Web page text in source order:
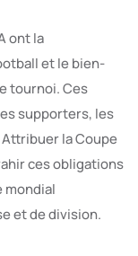
ont la
et le bien-
tournoi. Ces
supporters, les
la Coupe
ces obligations
mondial
et de division.